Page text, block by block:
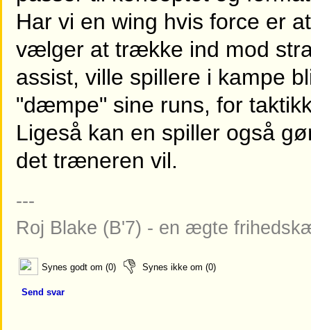
Har vi en wing hvis force er
vælger at trække ind mod
assist, ville spillere i kampe
"dæmpe" sine runs, for
Ligeså kan en spiller også
det træneren vil.
---
Roj Blake (B'7) - en ægte
Synes godt om (0) Synes ikke om (0)
Send svar